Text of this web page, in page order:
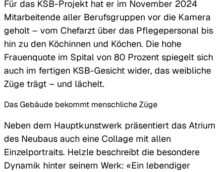
Für das KSB-Projekt hat er im November 2024
Mitarbeitende aller Berufsgruppen vor die Kamera
geholt – vom Chefarzt über das Pflegepersonal bis
hin zu den Köchinnen und Köchen. Die hohe
Frauenquote im Spital von 80 Prozent spiegelt sich
auch im fertigen KSB-Gesicht wider, das weibliche
Züge trägt – und lächelt.
Das Gebäude bekommt menschliche Züge
Neben dem Hauptkunstwerk präsentiert das Atrium
des Neubaus auch eine Collage mit allen
Einzelportraits. Helzle beschreibt die besondere
Dynamik hinter seinem Werk: «Ein lebendiger